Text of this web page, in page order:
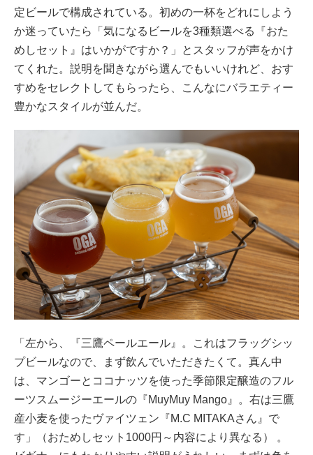
定ビールで構成されている。初めの一杯をどれにしよう
か迷っていたら「気になるビールを3種類選べる『おた
めしセット』はいかがですか？」とスタッフが声をかけ
てくれた。説明を聞きながら選んでもいいけれど、おす
すめをセレクトしてもらったら、こんなにバラエティー
豊かなスタイルが並んだ。
「左から、『三鷹ペールエール』。これはフラッグシッ
プビールなので、まず飲んでいただきたくて。真ん中
は、マンゴーとココナッツを使った季節限定醸造のフル
ーツスムージーエールの『MuyMuy Mango』。右は三鷹
産小麦を使ったヴァイツェン『M.C MITAKAさん』で
す」（おためしセット1000円～内容により異なる） 。